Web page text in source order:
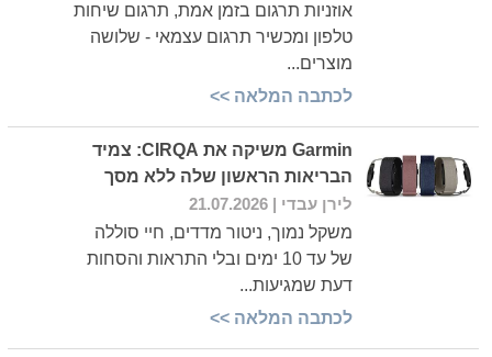
אוזניות תרגום בזמן אמת, תרגום שיחות
טלפון ומכשיר תרגום עצמאי - שלושה
מוצרים...
לכתבה המלאה >>
Garmin משיקה את CIRQA: צמיד
הבריאות הראשון שלה ללא מסך
לירן עבדי | 21.07.2026
משקל נמוך, ניטור מדדים, חיי סוללה
של עד 10 ימים ובלי התראות והסחות
דעת שמגיעות...
לכתבה המלאה >>